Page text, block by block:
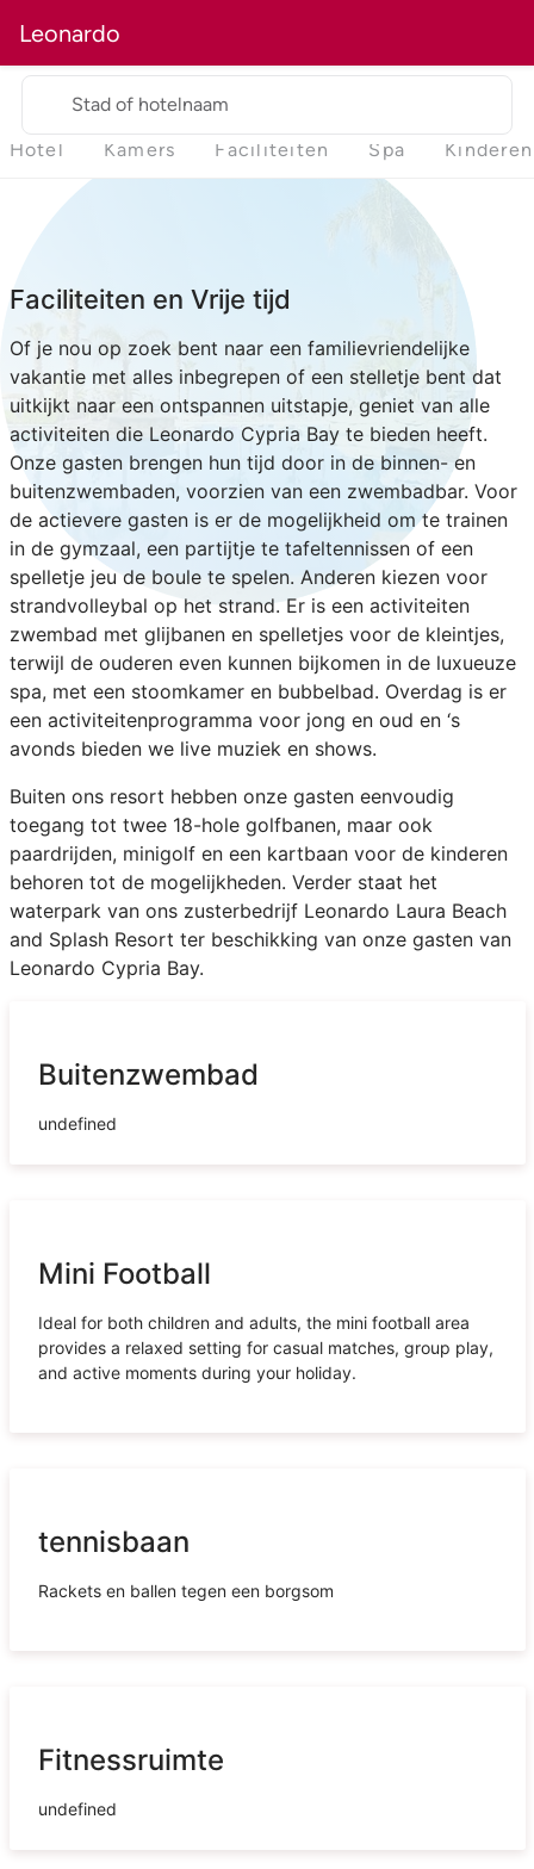
Leonardo
Stad of hotelnaam
Hotel Kamers Faciliteiten Spa Kinderen
Faciliteiten en Vrije tijd
Of je nou op zoek bent naar een familievriendelijke
vakantie met alles inbegrepen of een stelletje bent dat
uitkijkt naar een ontspannen uitstapje, geniet van alle
activiteiten die Leonardo Cypria Bay te bieden heeft.
Onze gasten brengen hun tijd door in de binnen- en
buitenzwembaden, voorzien van een zwembadbar. Voor
de actievere gasten is er de mogelijkheid om te trainen
in de gymzaal, een partijtje te tafeltennissen of een
spelletje jeu de boule te spelen. Anderen kiezen voor
strandvolleybal op het strand. Er is een activiteiten
zwembad met glijbanen en spelletjes voor de kleintjes,
terwijl de ouderen even kunnen bijkomen in de luxueuze
spa, met een stoomkamer en bubbelbad. Overdag is er
een activiteitenprogramma voor jong en oud en ‘s
avonds bieden we live muziek en shows.
Buiten ons resort hebben onze gasten eenvoudig
toegang tot twee 18-hole golfbanen, maar ook
paardrijden, minigolf en een kartbaan voor de kinderen
behoren tot de mogelijkheden. Verder staat het
waterpark van ons zusterbedrijf Leonardo Laura Beach
and Splash Resort ter beschikking van onze gasten van
Leonardo Cypria Bay.
Buitenzwembad
undefined
Mini Football
Ideal for both children and adults, the mini football area
provides a relaxed setting for casual matches, group play,
and active moments during your holiday.
tennisbaan
Rackets en ballen tegen een borgsom
Fitnessruimte
undefined